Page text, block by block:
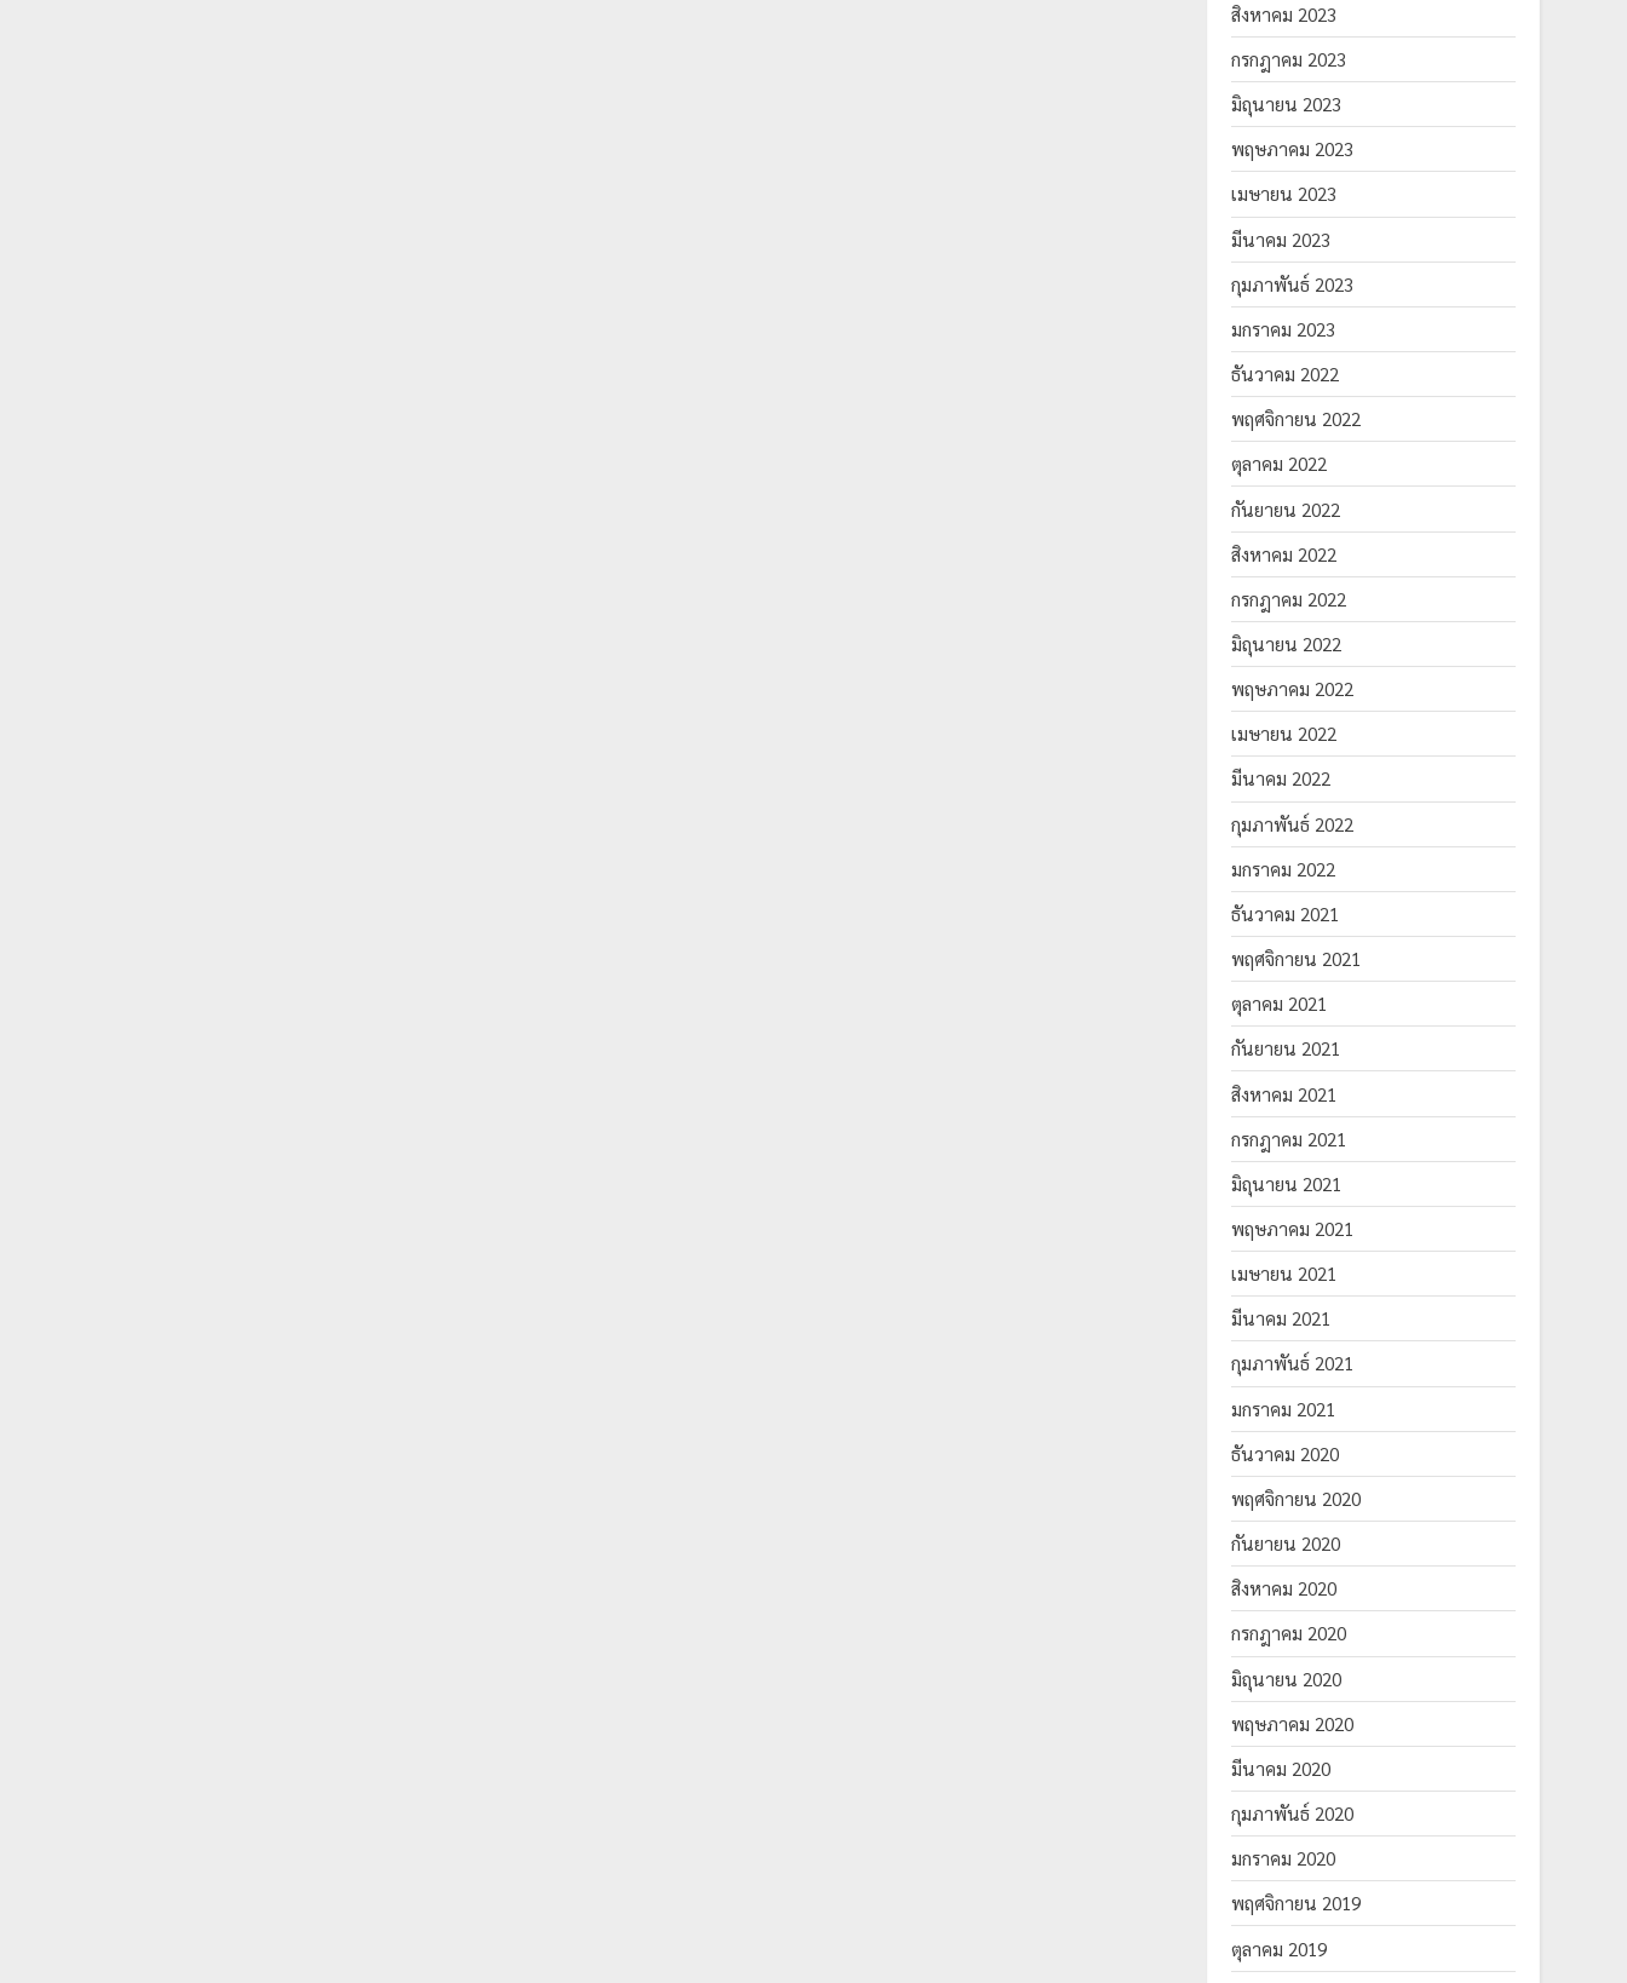
สิงหาคม 2023
กรกฎาคม 2023
มิถุนายน 2023
พฤษภาคม 2023
เมษายน 2023
มีนาคม 2023
กุมภาพันธ์ 2023
มกราคม 2023
ธันวาคม 2022
พฤศจิกายน 2022
ตุลาคม 2022
กันยายน 2022
สิงหาคม 2022
กรกฎาคม 2022
มิถุนายน 2022
พฤษภาคม 2022
เมษายน 2022
มีนาคม 2022
กุมภาพันธ์ 2022
มกราคม 2022
ธันวาคม 2021
พฤศจิกายน 2021
ตุลาคม 2021
กันยายน 2021
สิงหาคม 2021
กรกฎาคม 2021
มิถุนายน 2021
พฤษภาคม 2021
เมษายน 2021
มีนาคม 2021
กุมภาพันธ์ 2021
มกราคม 2021
ธันวาคม 2020
พฤศจิกายน 2020
กันยายน 2020
สิงหาคม 2020
กรกฎาคม 2020
มิถุนายน 2020
พฤษภาคม 2020
มีนาคม 2020
กุมภาพันธ์ 2020
มกราคม 2020
พฤศจิกายน 2019
ตุลาคม 2019